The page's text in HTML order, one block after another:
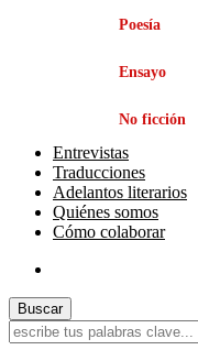
Poesía
Ensayo
No ficción
Entrevistas
Traducciones
Adelantos literarios
Quiénes somos
Cómo colaborar